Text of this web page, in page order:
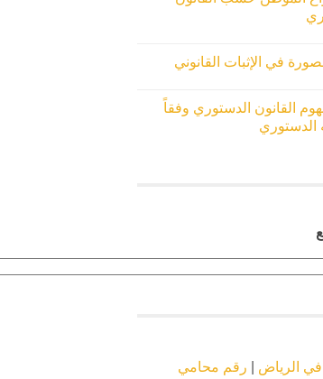
في الإثبات القانوني
القانون الدستوري وفقاً
الدستوري
الرياض
رقم محامي